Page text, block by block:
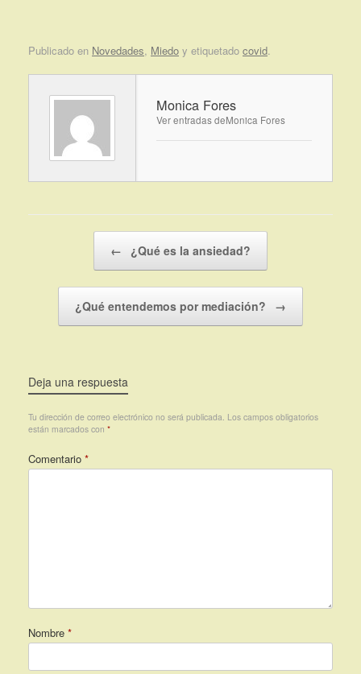
Publicado en Novedades, Miedo y etiquetado covid.
Monica Fores
Ver entradas deMonica Fores
← ¿Qué es la ansiedad?
¿Qué entendemos por mediación? →
Deja una respuesta
Tu dirección de correo electrónico no será publicada. Los campos obligatorios
están marcados con *
Comentario *
Nombre *